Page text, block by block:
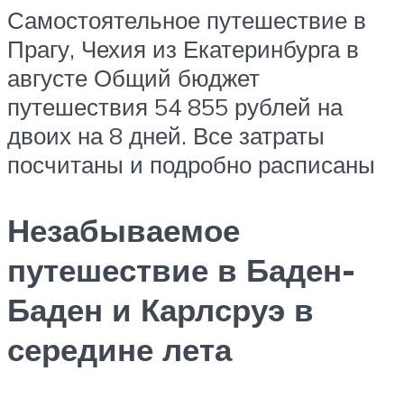
Самостоятельное путешествие в
Прагу, Чехия из Екатеринбурга в
августе Общий бюджет
путешествия 54 855 рублей на
двоих на 8 дней. Все затраты
посчитаны и подробно расписаны
Незабываемое
путешествие в Баден-
Баден и Карлсруэ в
середине лета